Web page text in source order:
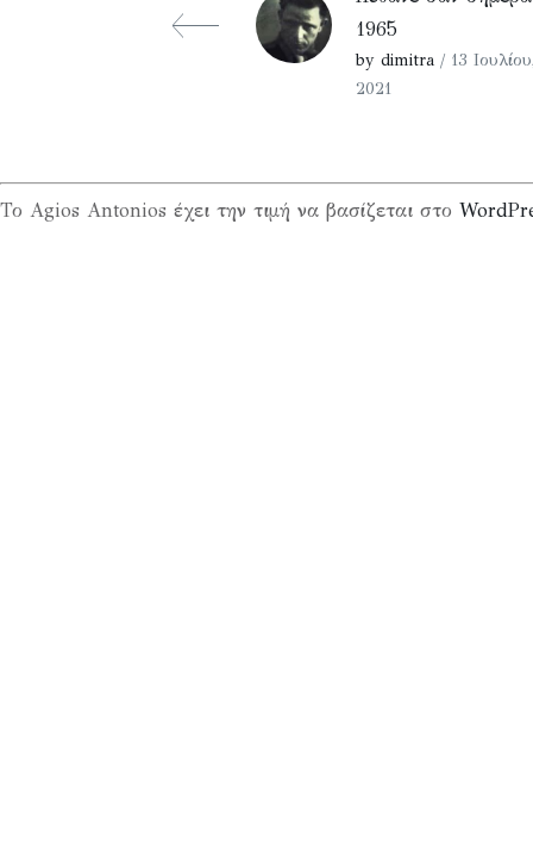
1965
by dimitra / 13
2021
Το Agios Antonios έχει την τιμή να βασίζεται στο